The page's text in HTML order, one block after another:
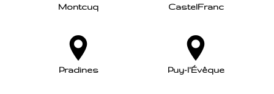
Montcuq CastelFranc
Pradines Puy-l'Évêque